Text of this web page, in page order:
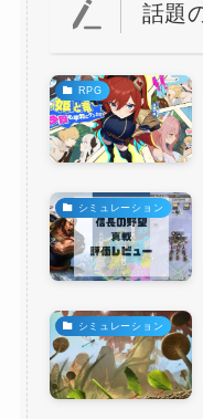
話題
RPG
シミュレーション
シミュレーション